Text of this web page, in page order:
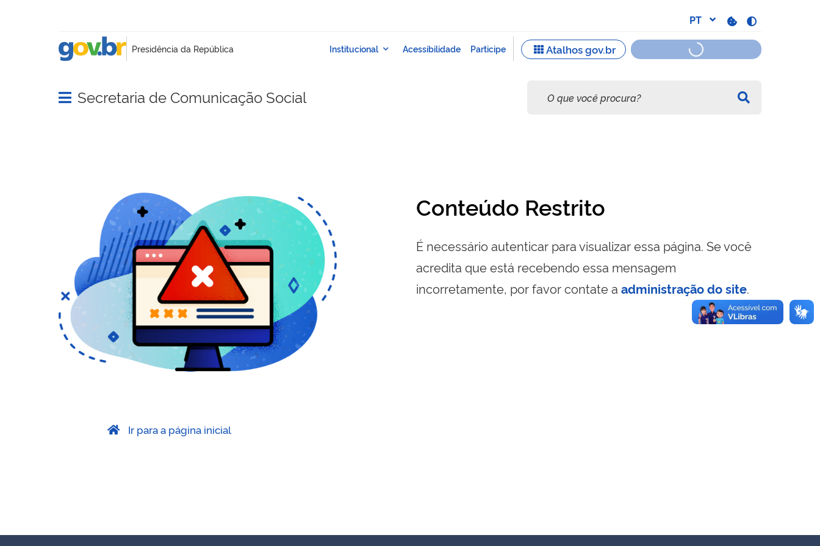
Abrir menu principal de navegação
Secretaria de Comunicação Social
Conteúdo Restrito
É necessário autenticar para visualizar essa página. Se você
acredita que está recebendo essa mensagem
incorretamente, por favor contate a administração do site.
Ir para a página inicial